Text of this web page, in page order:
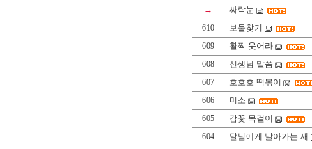
→
싸락눈
610
보물찾기
609
활짝 웃어라
608
선생님 말씀
607
호호호 떡볶이
606
미소
605
감꽃 목걸이
604
달님에게 날아가는 새